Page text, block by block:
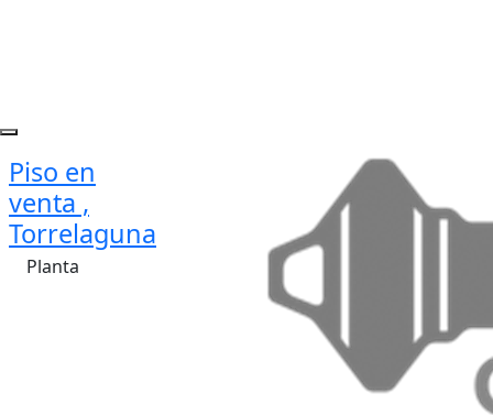
Piso en
venta ,
Torrelaguna
Planta